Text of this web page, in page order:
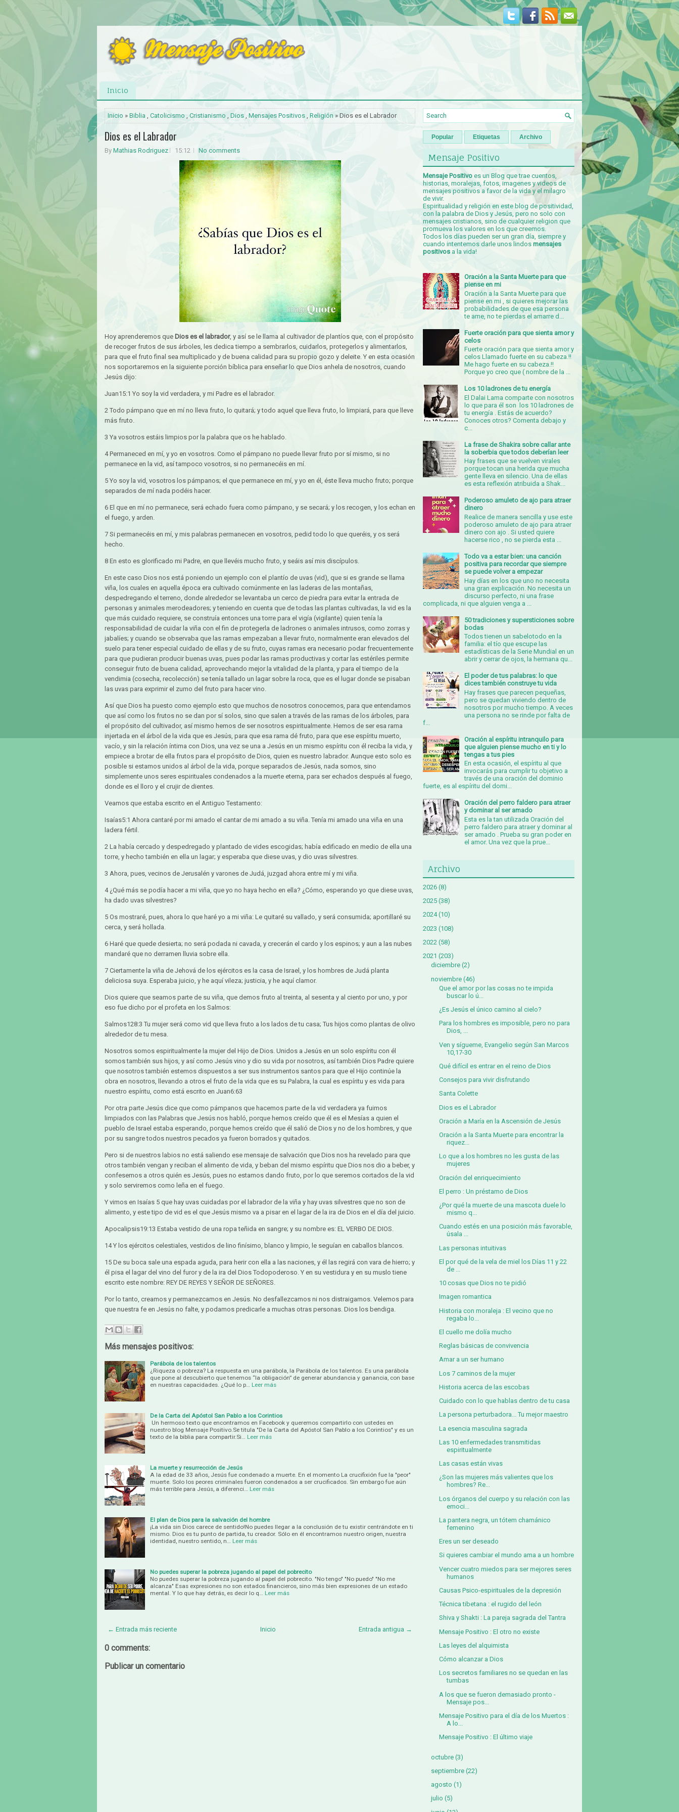
Inicio
Inicio » Biblia , Catolicismo , Cristianismo , Dios , Mensajes Positivos , Religión » Dios es el Labrador
Dios es el Labrador
By Mathias Rodriguez 15:12 No comments
Hoy aprenderemos que Dios es el labrador, y así se le llama al cultivador de plantíos que, con el propósito
de recoger frutos de sus árboles, les dedica tiempo a sembrarlos, cuidarlos, protegerlos y alimentarlos,
para que el fruto final sea multiplicado y de buena calidad para su propio gozo y deleite. Y en esta ocasión
nos soportaremos en la siguiente porción bíblica para enseñar lo que Dios anhela de nosotros, cuando
Jesús dijo:
Juan15:1 Yo soy la vid verdadera, y mi Padre es el labrador.
2 Todo pámpano que en mí no lleva fruto, lo quitará; y todo aquel que lleva fruto, lo limpiará, para que lleve
más fruto.
3 Ya vosotros estáis limpios por la palabra que os he hablado.
4 Permaneced en mí, y yo en vosotros. Como el pámpano no puede llevar fruto por sí mismo, si no
permanece en la vid, así tampoco vosotros, si no permanecéis en mí.
5 Yo soy la vid, vosotros los pámpanos; el que permanece en mí, y yo en él, éste lleva mucho fruto; porque
separados de mí nada podéis hacer.
6 El que en mí no permanece, será echado fuera como pámpano, y se secará; y los recogen, y los echan en
el fuego, y arden.
7 Si permanecéis en mí, y mis palabras permanecen en vosotros, pedid todo lo que queréis, y os será
hecho.
8 En esto es glorificado mi Padre, en que llevéis mucho fruto, y seáis así mis discípulos.
En este caso Dios nos está poniendo un ejemplo con el plantío de uvas (vid), que si es grande se llama
viña, los cuales en aquella época era cultivado comúnmente en las laderas de las montañas,
despedregando el terreno, donde alrededor se levantaba un cerco de piedra para evitar la entrada de
personas y animales merodeadores; y teniendo en cuenta que de todas las plantas cultivadas, la vid es la
que más cuidado requiere, se construía entonces una torre para el vigía (vigilante) quien tenía la
responsabilidad de cuidar la viña con el fin de protegerla de ladrones o animales intrusos, como zorras y
jabalíes; y cuando se observaba que las ramas empezaban a llevar fruto, normalmente eran elevados del
suelo para tener especial cuidado de ellas y de su fruto, cuyas ramas era necesario podar frecuentemente
para que pudieran producir buenas uvas, pues podar las ramas productivas y cortar las estériles permite
conseguir fruto de buena calidad, aprovechando mejor la vitalidad de la planta, y para el tiempo de la
vendimia (cosecha, recolección) se tenía tallado un lagar sobre la roca, que es el lugar donde se pisaban
las uvas para exprimir el zumo del fruto para hacer vino.
Así que Dios ha puesto como ejemplo esto que muchos de nosotros conocemos, para que entendamos
que así como los frutos no se dan por sí solos, sino que salen a través de las ramas de los árboles, para
el propósito del cultivador, así mismo hemos de ser nosotros espiritualmente. Hemos de ser esa rama
injertada en el árbol de la vida que es Jesús, para que esa rama dé fruto, para que ese espíritu muerto,
vacío, y sin la relación íntima con Dios, una vez se una a Jesús en un mismo espíritu con él reciba la vida, y
empiece a brotar de ella frutos para el propósito de Dios, quien es nuestro labrador. Aunque esto solo es
posible si estamos unidos al árbol de la vida, porque separados de Jesús, nada somos, sino
simplemente unos seres espirituales condenados a la muerte eterna, para ser echados después al fuego,
donde es el lloro y el crujir de dientes.
Veamos que estaba escrito en el Antiguo Testamento:
Isaías5:1 Ahora cantaré por mi amado el cantar de mi amado a su viña. Tenía mi amado una viña en una
ladera fértil.
2 La había cercado y despedregado y plantado de vides escogidas; había edificado en medio de ella una
torre, y hecho también en ella un lagar; y esperaba que diese uvas, y dio uvas silvestres.
3 Ahora, pues, vecinos de Jerusalén y varones de Judá, juzgad ahora entre mí y mi viña.
4 ¿Qué más se podía hacer a mi viña, que yo no haya hecho en ella? ¿Cómo, esperando yo que diese uvas,
ha dado uvas silvestres?
5 Os mostraré, pues, ahora lo que haré yo a mi viña: Le quitaré su vallado, y será consumida; aportillaré su
cerca, y será hollada.
6 Haré que quede desierta; no será podada ni cavada, y crecerán el cardo y los espinos; y aun a las nubes
mandaré que no derramen lluvia sobre ella.
7 Ciertamente la viña de Jehová de los ejércitos es la casa de Israel, y los hombres de Judá planta
deliciosa suya. Esperaba juicio, y he aquí vileza; justicia, y he aquí clamor.
Dios quiere que seamos parte de su viña, que demos fruto al treinta, al sesenta y al ciento por uno, y por
eso fue dicho por el profeta en los Salmos:
Salmos128:3 Tu mujer será como vid que lleva fruto a los lados de tu casa; Tus hijos como plantas de olivo
alrededor de tu mesa.
Nosotros somos espiritualmente la mujer del Hijo de Dios. Unidos a Jesús en un solo espíritu con él
somos también sus hijos, y así como Jesús vino y dio su vida por nosotros, así también Dios Padre quiere
que nosotros también estemos dispuestos a ser sus instrumentos santos para que el Hijo continúe la
obra en nosotros, llevando a otros el fruto de la vida que es su Palabra, la cual es espíritu y es vida para
nuestro espíritu, como está escrito en Juan6:63
Por otra parte Jesús dice que como pámpanos que hacemos parte de la vid verdadera ya fuimos
limpiados con las Palabras que Jesús nos habló, porque hemos creído que él es el Mesías a quien el
pueblo de Israel estaba esperando, porque hemos creído que él salió de Dios y no de los hombres, y que
por su sangre todos nuestros pecados ya fueron borrados y quitados.
Pero si de nuestros labios no está saliendo ese mensaje de salvación que Dios nos ha revelado para que
otros también vengan y reciban el alimento de vida, y beban del mismo espíritu que Dios nos dio a beber, y
confesemos a otros quién es Jesús, pues no estamos dando fruto, por lo que seremos cortados de la vid
y solo serviremos como leña en el fuego.
Y vimos en Isaías 5 que hay uvas cuidadas por el labrador de la viña y hay uvas silvestres que no son de
alimento, y este tipo de vid es el que Jesús mismo va a pisar en el lagar de la ira de Dios en el día del juicio.
Apocalipsis19:13 Estaba vestido de una ropa teñida en sangre; y su nombre es: EL VERBO DE DIOS.
14 Y los ejércitos celestiales, vestidos de lino finísimo, blanco y limpio, le seguían en caballos blancos.
15 De su boca sale una espada aguda, para herir con ella a las naciones, y él las regirá con vara de hierro; y
él pisa el lagar del vino del furor y de la ira del Dios Todopoderoso. Y en su vestidura y en su muslo tiene
escrito este nombre: REY DE REYES Y SEÑOR DE SEÑORES.
Por lo tanto, creamos y permanezcamos en Jesús. No desfallezcamos ni nos distraigamos. Velemos para
que nuestra fe en Jesús no falte, y podamos predicarle a muchas otras personas. Dios los bendiga.
Más mensajes positivos:
Parábola de los talentos
¿Riqueza o pobreza? La respuesta en una parábola, la Parábola de los talentos. Es una parábola
que pone al descubierto que tenemos “la obligación” de generar abundancia y ganancia, con base
en nuestras capacidades. ¿Qué lo p…
Leer más
De la Carta del Apóstol San Pablo a los Corintios
Un hermoso texto que encontramos en Facebook y queremos compartirlo con ustedes en
nuestro blog Mensaje Positivo.Se titula "De la Carta del Apóstol San Pablo a los Corintios" y es un
texto de la biblia para compartir.Si…
Leer más
La muerte y resurrección de Jesús
A la edad de 33 años, Jesús fue condenado a muerte. En el momento La crucifixión fue la "peor"
muerte. Solo los peores criminales fueron condenados a ser crucificados. Sin embargo fue aún
más terrible para Jesús, a diferenci…
Leer más
El plan de Dios para la salvación del hombre
¡La vida sin Dios carece de sentido!No puedes llegar a la conclusión de tu existir centrándote en ti
mismo. Dios es tu punto de partida, tu creador. Sólo en él encontramos nuestro origen, nuestra
identidad, nuestro sentido, n…
Leer más
No puedes superar la pobreza jugando al papel del pobrecito
No puedes superar la pobreza jugando al papel del pobrecito. "No tengo" "No puedo" "No me
alcanza" Esas expresiones no son estados financieros, sino más bien expresiones de un estado
mental. Y lo que hay detrás, es decir lo q…
Leer más
← Entrada más reciente Entrada antigua →
Inicio
0 comments:
Publicar un comentario
Popular Etiquetas Archivo
Mensaje Positivo
Mensaje Positivo es un Blog que trae cuentos,
historias, moralejas, fotos, imagenes y videos de
mensajes positivos a favor de la vida y el milagro
de vivir.
Espiritualidad y religión en este blog de positividad,
con la palabra de Dios y Jesús, pero no solo con
mensajes cristianos, sino de cualquier religion que
promueva los valores en los que creemos.
Todos los días pueden ser un gran día, siempre y
cuando intentemos darle unos lindos mensajes
positivos a la vida!
Oración a la Santa Muerte para que
piense en mi
Oración a la Santa Muerte para que
piense en mi , si quieres mejorar las
probabilidades de que esa persona
te ame, no te pierdas el amarre d...
Fuerte oración para que sienta amor y
celos
Fuerte oración para que sienta amor y
celos Llamado fuerte en su cabeza.!!
Me hago fuerte en su cabeza.!!
Porque yo creo que ( nombre de la ...
Los 10 ladrones de tu energía
El Dalai Lama comparte con nosotros
lo que para él son los 10 ladrones de
tu energía . Estás de acuerdo?
Conoces otros? Comenta debajo y
c...
La frase de Shakira sobre callar ante
la soberbia que todos deberían leer
Hay frases que se vuelven virales
porque tocan una herida que mucha
gente lleva en silencio. Una de ellas
es esta reflexión atribuida a Shak...
Poderoso amuleto de ajo para atraer
dinero
Realice de manera sencilla y use este
poderoso amuleto de ajo para atraer
dinero con ajo . Si usted quiere
hacerse rico , no se pierda esta ...
Todo va a estar bien: una canción
positiva para recordar que siempre
se puede volver a empezar
Hay días en los que uno no necesita
una gran explicación. No necesita un
discurso perfecto, ni una frase
complicada, ni que alguien venga a ...
50 tradiciones y supersticiones sobre
bodas
Todos tienen un sabelotodo en la
familia: el tío que escupe las
estadísticas de la Serie Mundial en un
abrir y cerrar de ojos, la hermana qu...
El poder de tus palabras: lo que
dices también construye tu vida
Hay frases que parecen pequeñas,
pero se quedan viviendo dentro de
nosotros por mucho tiempo. A veces
una persona no se rinde por falta de
f...
Oración al espíritu intranquilo para
que alguien piense mucho en ti y lo
tengas a tus pies
En esta ocasión, el espíritu al que
invocarás para cumplir tu objetivo a
través de una oración del dominio
fuerte, es al espíritu del domi...
Oración del perro faldero para atraer
y dominar al ser amado
Esta es la tan utilizada Oración del
perro faldero para atraer y dominar al
ser amado . Prueba su gran poder en
el amor. Una vez que la prue...
Archivo
2026 (8)
2025 (38)
2024 (10)
2023 (108)
2022 (58)
2021 (203)
diciembre (2)
noviembre (46)
Que el amor por las cosas no te impida
buscar lo ú...
¿Es Jesús el único camino al cielo?
Para los hombres es imposible, pero no para
Dios, ...
Ven y sígueme, Evangelio según San Marcos
10,17-30
Qué difícil es entrar en el reino de Dios
Consejos para vivir disfrutando
Santa Colette
Dios es el Labrador
Oración a María en la Ascensión de Jesús
Oración a la Santa Muerte para encontrar la
riquez...
Lo que a los hombres no les gusta de las
mujeres
Oración del enriquecimiento
El perro : Un préstamo de Dios
¿Por qué la muerte de una mascota duele lo
mismo q...
Cuando estés en una posición más favorable,
úsala ...
Las personas intuitivas
El por qué de la vela de miel los Días 11 y 22
de ...
10 cosas que Dios no te pidió
Imagen romantica
Historia con moraleja : El vecino que no
regaba lo...
El cuello me dolía mucho
Reglas básicas de convivencia
Amar a un ser humano
Los 7 caminos de la mujer
Historia acerca de las escobas
Cuidado con lo que hablas dentro de tu casa
La persona perturbadora... Tu mejor maestro
La esencia masculina sagrada
Las 10 enfermedades transmitidas
espiritualmente
Las casas están vivas
¿Son las mujeres más valientes que los
hombres? Re...
Los órganos del cuerpo y su relación con las
emoci...
La pantera negra, un tótem chamánico
femenino
Eres un ser deseado
Si quieres cambiar el mundo ama a un hombre
Vencer cuatro miedos para ser mejores seres
humanos
Causas Psico-espirituales de la depresión
Técnica tibetana : el rugido del león
Shiva y Shakti : La pareja sagrada del Tantra
Mensaje Positivo : El otro no existe
Las leyes del alquimista
Cómo alcanzar a Dios
Los secretos familiares no se quedan en las
tumbas
A los que se fueron demasiado pronto -
Mensaje pos...
Mensaje Positivo para el día de los Muertos :
A lo...
Mensaje Positivo : El último viaje
octubre (3)
septiembre (22)
agosto (1)
julio (5)